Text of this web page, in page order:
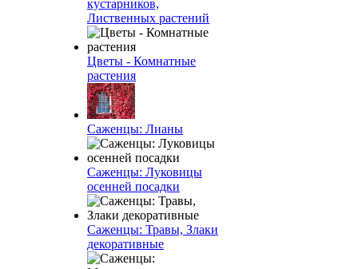
кустарников,
Лиственных растений
Цветы - Комнатные
растения
Саженцы: Лианы
Саженцы: Луковицы
осенней посадки
Саженцы: Травы, Злаки
декоративные